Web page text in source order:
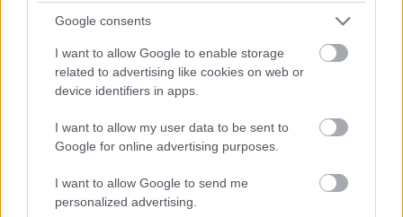
Google consents
I want to allow Google to enable storage
related to advertising like cookies on web or
device identifiers in apps.
I want to allow my user data to be sent to
Google for online advertising purposes.
I want to allow Google to send me
personalized advertising.